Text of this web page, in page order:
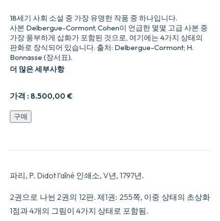
가격 : 8.500,00 €
18세기 사회 소설 중 가장 유명한 작품 중 하나입니다.
사본 Delbergue-Cormont, Cohen이 언급한 몇몇 고급 사본 중
가장 풍부하게 삽화가 포함된 것으로, 여기에는 4가지 상태의
판화로 장식되어 있습니다. 출처: Delbergue-Cormont; H.
Bonnasse (장서표).
더 많은 세부사항
페
루
지,
Mme
Graffigny
저.
아
구매
파리, P. Didot l’aîné 인쇄소, V년, 1797년.
2권으로 나뉜 2권의 12판. 제1권: 255쪽, 이중 상태의 초상화
1점과 4개의 그림이 4가지 상태로 포함됨.